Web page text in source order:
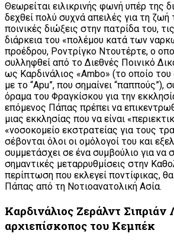
Θεωρείται ειλικρινής φωνή υπέρ της
δεχθεί πολύ συχνά απειλές για τη ζωή
ποινικές διώξεις στην πατρίδα του,
διάρκεια του «πολέμου κατά των
προέδρου, Ροντρίγκο Ντουτέρτε, ο
συλληφθεί από το Διεθνές Ποινικό
ως Καρδινάλιος «Ambo» (το οποίο του
με το “Apu”, που σημαίνει “παππούς”),
όραμα του Φραγκίσκου για την
επόμενος Πάπας πρέπει να
μιας εκκλησίας που να είναι
«νοσοκομείο εκστρατείας για τους
σέβονται όλοι οι ομόλογοί του και
συμμετάσχει σε ένα συμβούλιο για να
σημαντικές μεταρρυθμίσεις στην
περίπτωση που εκλεγεί ποντίφικας,
Πάπας από τη Νοτιοανατολική Ασία.
Καρδινάλιος Ζεράλντ Σιπριάν
αρχιεπίσκοπος του Κεμπέκ